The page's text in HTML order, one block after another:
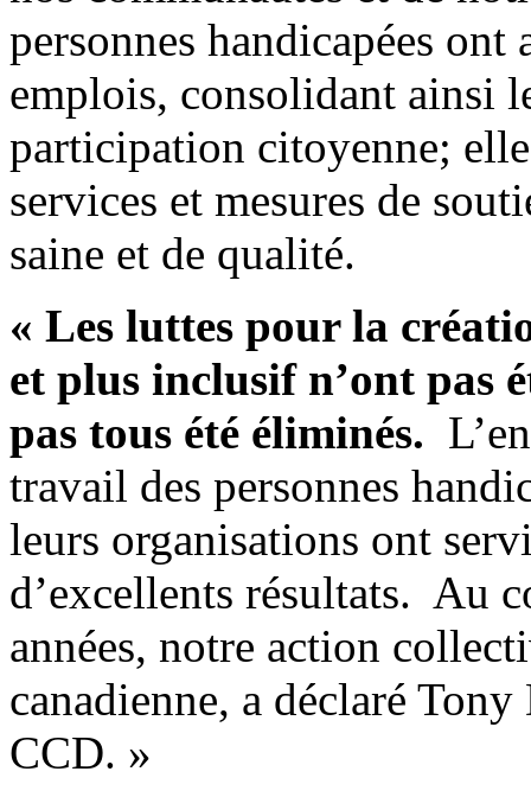
personnes handicapées ont
emplois, consolidant ainsi
participation citoyenne;
services et mesures de
saine et de qualité.
« Les luttes pour la
et plus inclusif n’ont pas
pas tous été éliminés.
travail des personnes
leurs organisations ont
d’excellents résultats. Au
années, notre action
canadienne, a déclaré
CCD. »